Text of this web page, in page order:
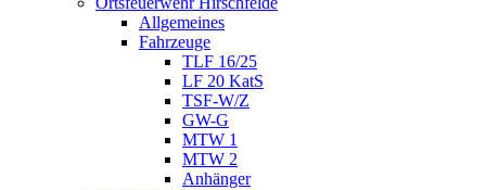
Allgemeines
Fahrzeuge
TLF 16/25
LF 20 KatS
TSF-W/Z
GW-G
MTW 1
MTW 2
Anhänger